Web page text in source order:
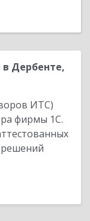
Дербенте,
ИТС)
фирмы 1С.
решений